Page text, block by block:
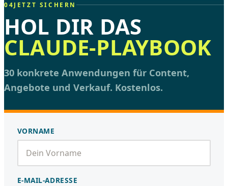
04JETZT SICHERN
HOL DIR DAS
CLAUDE-PLAYBOOK
30 konkrete Anwendungen für Content,
Angebote und Verkauf. Kostenlos.
VORNAME
E-MAIL-ADRESSE